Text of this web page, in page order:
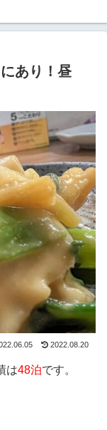
あり！昼
2022.08.20
は48泊です。